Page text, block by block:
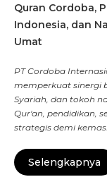
Quran Cordoba,
Indonesia, dan
Umat
PT Cordoba
memperkuat sinergi
Syariah, dan tokoh
Qur'an, pendidikan,
strategis demi
Selengkapnya